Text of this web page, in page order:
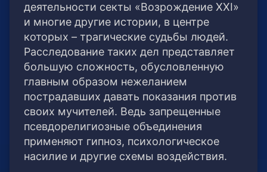
деятельности секты «Возрождение XXI»
и многие другие истории, в центре
которых – трагические судьбы людей.
Расследование таких дел представляет
большую сложность, обусловленную
главным образом нежеланием
пострадавших давать показания против
своих мучителей. Ведь запрещенные
псевдорелигиозные объединения
применяют гипноз, психологическое
насилие и другие схемы воздействия.